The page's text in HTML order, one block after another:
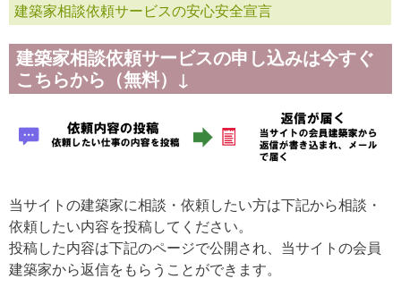
建築家相談依頼サービスの安心安全宣言
建築家相談依頼サービスの申し込みは今すぐ
こちらから（無料）↓
当サイトの建築家に相談・依頼したい方は下記から相談・
依頼したい内容を投稿してください。
投稿した内容は下記のページで公開され、当サイトの会員
建築家から返信をもらうことができます。